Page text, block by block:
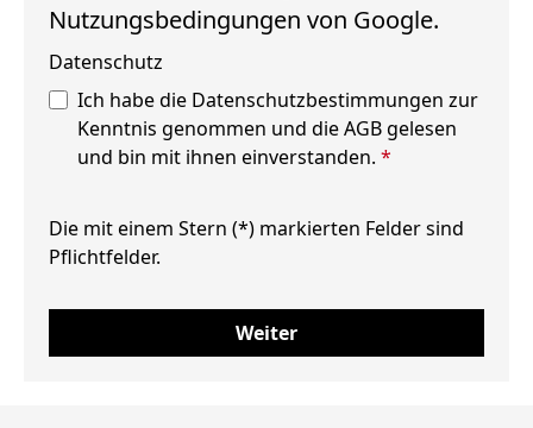
Nutzungsbedingungen von Google.
Datenschutz
Ich habe die Datenschutzbestimmungen zur
Kenntnis genommen und dieAGB gelesen
und bin mit ihnen einverstanden. *
Die mit einem Stern (*) markierten Felder sind
Pflichtfelder.
Weiter